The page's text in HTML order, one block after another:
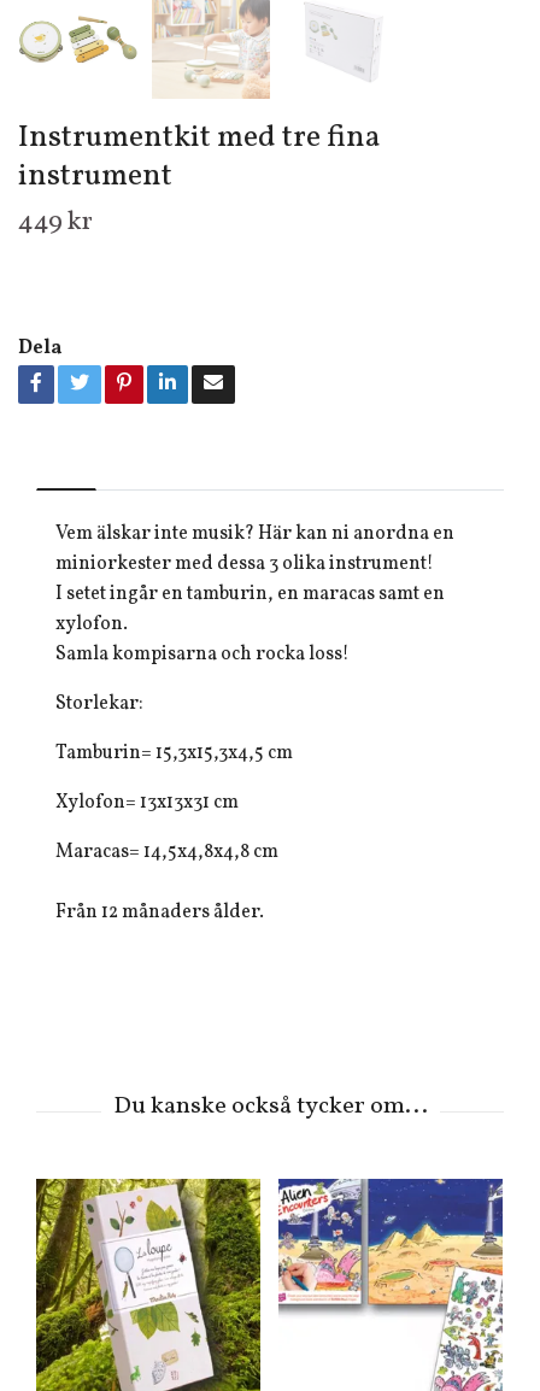
Instrumentkit med tre fina
instrument
449 kr
Dela
Vem älskar inte musik? Här kan ni anordna en
miniorkester med dessa 3 olika instrument!
I setet ingår en tamburin, en maracas samt en
xylofon.
Samla kompisarna och rocka loss!
Storlekar:
Tamburin= 15,3x15,3x4,5 cm
Xylofon= 13x13x31 cm
Maracas= 14,5x4,8x4,8 cm
Från 12 månaders ålder.